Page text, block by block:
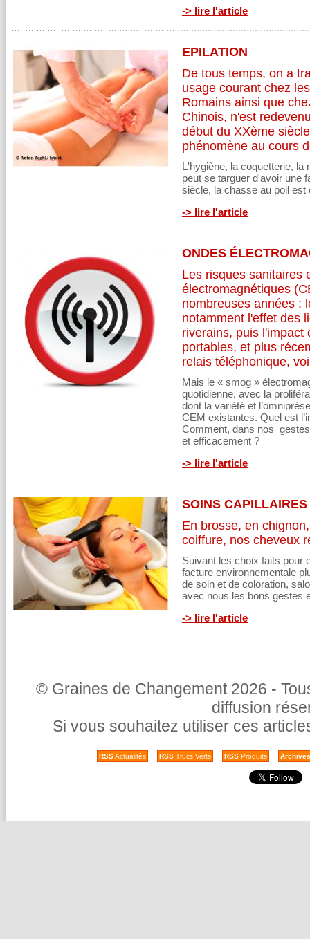
-> lire l'article
EPILATION
De tous temps, on a
usage courant chez
Romains ainsi que
Chinois, n'est
début du XXème
phénomène au cours
L'hygiène, la coquetterie, la
peut se targuer d'avoir une
siècle, la chasse au poil est
-> lire l'article
ONDES
Les risques sanitaires
électromagnétiques
nombreuses années :
notamment l'effet des
riverains, puis l'impact
portables, et plus
relais téléphonique,
Mais le « smog »
quotidienne, avec la
dont la variété et
CEM existantes. Quel est
Comment, dans nos
et efficacement ?
-> lire l'article
SOINS CAPILLAIRES
En brosse, en
coiffure, nos cheveux
Suivant les choix faits pour
facture environnementale
de soin et de coloration,
avec nous les bons gestes
-> lire l'article
© Graines de Changement 2026 -
diffusion
Si vous souhaitez utiliser ces
RSSActualités - RSS Trucs Verts - RSS Produits - Archives